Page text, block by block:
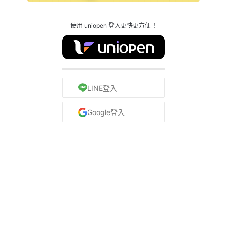
使用 uniopen 登入更快更方便！
LINE登入
Google登入